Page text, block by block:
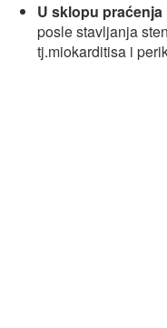
U sklopu
posle stavljanja
tj.miokarditisa i